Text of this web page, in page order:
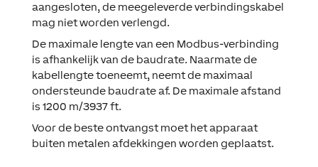
aangesloten, de meegeleverde verbindingskabel
mag niet worden verlengd.
De maximale lengte van een Modbus-verbinding
is afhankelijk van de baudrate. Naarmate de
kabellengte toeneemt, neemt de maximaal
ondersteunde baudrate af. De maximale afstand
is 1200 m/3937 ft.
Voor de beste ontvangst moet het apparaat
buiten metalen afdekkingen worden geplaatst.